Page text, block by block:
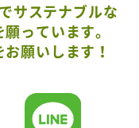
サステナブルな
っています。
願いします！